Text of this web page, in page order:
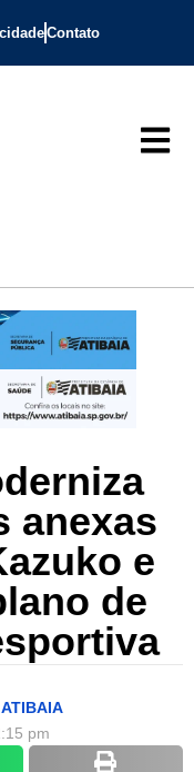
Contato
anexas
e
de
pm